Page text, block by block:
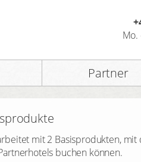
Mo.
Partner
mit 2 Basisprodukten, mit
buchen können.